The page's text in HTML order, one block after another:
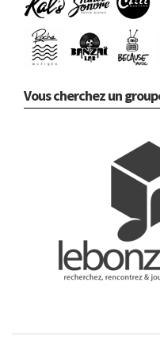
Vous cherchez un